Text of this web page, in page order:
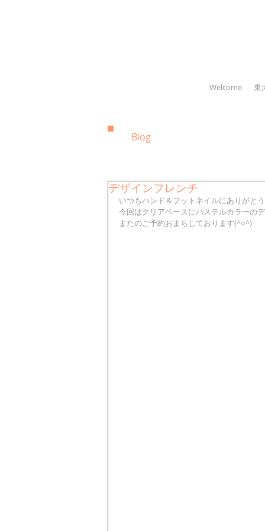
Welcome 東
Blog
デザインフレンチ
いつもハンド＆フットネイルにありがと
今回はクリアベースにパステルカラーの
またのご予約おまちしております(^○^)